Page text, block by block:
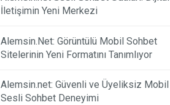
İletişimin Yeni Merkezi
Alemsin.Net: Görüntülü Mobil Sohbet
Sitelerinin Yeni Formatını Tanımlıyor
Alemsin.net: Güvenli ve Üyeliksiz Mobil
Sesli Sohbet Deneyimi